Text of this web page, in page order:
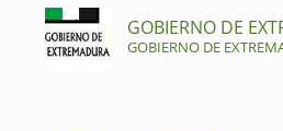
GOBIERNO DE
GOBIERNO DE